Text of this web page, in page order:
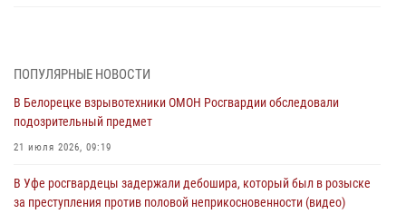
03 августа 2026, 04:30 8
В Башкирии росгвардейцы провели волейбольный турнир на
открытом воздухе
03 августа 2026, 04:29
В Уфе росгвардейцы по горячим следам задержали
подозреваемого в открытом хищении из аптеки (видео)
ПОПУЛЯРНЫЕ НОВОСТИ
В Белорецке взрывотехники ОМОН Росгвардии обследовали
подозрительный предмет
21 июля 2026, 09:19
В Уфе росгвардецы задержали дебошира, который был в розыске
за преступления против половой неприкосновенности (видео)